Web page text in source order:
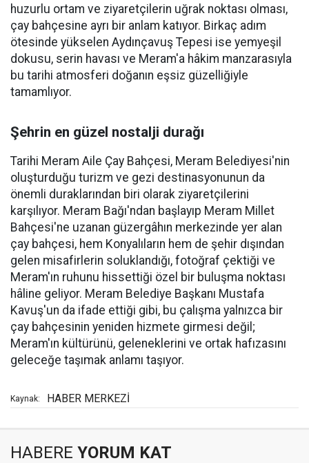
huzurlu ortam ve ziyaretçilerin uğrak noktası olması,
çay bahçesine ayrı bir anlam katıyor. Birkaç adım
ötesinde yükselen Aydınçavuş Tepesi ise yemyeşil
dokusu, serin havası ve Meram'a hâkim manzarasıyla
bu tarihi atmosferi doğanın eşsiz güzelliğiyle
tamamlıyor.
Şehrin en güzel nostalji durağı
Tarihi Meram Aile Çay Bahçesi, Meram Belediyesi'nin
oluşturduğu turizm ve gezi destinasyonunun da
önemli duraklarından biri olarak ziyaretçilerini
karşılıyor. Meram Bağı'ndan başlayıp Meram Millet
Bahçesi'ne uzanan güzergâhın merkezinde yer alan
çay bahçesi, hem Konyalıların hem de şehir dışından
gelen misafirlerin soluklandığı, fotoğraf çektiği ve
Meram'ın ruhunu hissettiği özel bir buluşma noktası
hâline geliyor. Meram Belediye Başkanı Mustafa
Kavuş'un da ifade ettiği gibi, bu çalışma yalnızca bir
çay bahçesinin yeniden hizmete girmesi değil;
Meram'ın kültürünü, geleneklerini ve ortak hafızasını
geleceğe taşımak anlamı taşıyor.
Kaynak: HABER MERKEZİ
HABERE YORUM KAT